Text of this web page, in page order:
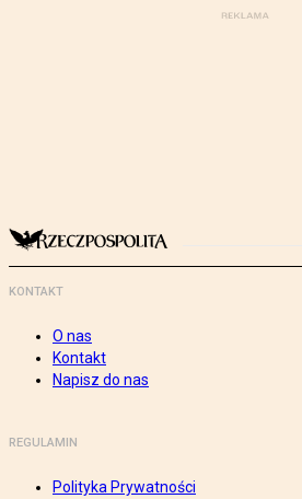
KONTAKT
O nas
Kontakt
Napisz do nas
REGULAMIN
Polityka Prywatności